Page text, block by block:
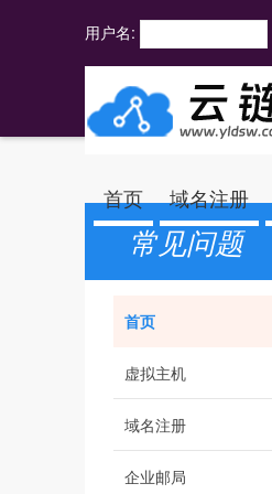
用户名:
首页 域名注册
常见问题
首页
虚拟主机
域名注册
企业邮局